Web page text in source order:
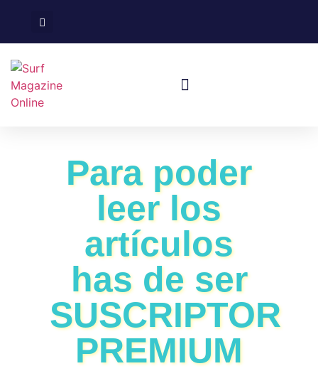
Para poder
leer los
artículos
has de ser
SUSCRIPTOR
PREMIUM